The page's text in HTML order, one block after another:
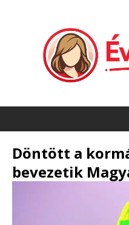
Döntött a
bevezetik